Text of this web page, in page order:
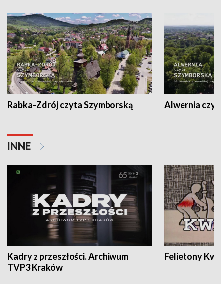
Rabka-Zdrój czyta Szymborską Alwernia
INNE
Kadry z przeszłości. Archiwum
TVP3 Kraków
Felietony